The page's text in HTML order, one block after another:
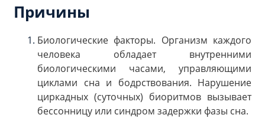
Причины
Биологические факторы. Организм каждого
человека обладает внутренними
биологическими часами, управляющими
циклами сна и бодрствования. Нарушение
циркадных (суточных) биоритмов вызывает
бессонницу или синдром задержки фазы сна.